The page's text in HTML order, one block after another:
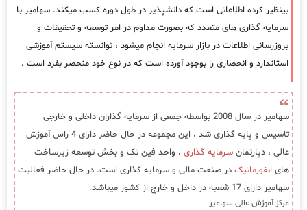
بینظیر کرده اطلاعاتی است که دانشپذیر در طول دوره کسب میکند. سهامیر با
سرمایه گذاری های متعدد که بصورت مداوم در امر توسعه و تحقیقات و
بروزرسانی اطلاعات در بازار سرمایه انجام میشود ، توانسته سیستم آموزشی
استاندارد و انحصاری را بوجود آورده است که در نوع خود منحصر بفرد است .
سهامیر در سال 2008 بواسطه جمعی از سرمایه گذاران داخلی و خارجی
تاسیس و پایه گذاری شد ، این مجموعه در حال حاضر دارای 4 راس آموزش
عالی ، دپارتمان سرمایه گذاری ، واحد فین تک و بخش توسعه زیرساخت
های انفورماتیک در صنعت مالی و سرمایه گذاری است. در حال حاضر فعالیت
سهامیر دارای 17 شعبه در داخل و خارج از کشور میباشد.
مرکز آموزش عالی سهامیر